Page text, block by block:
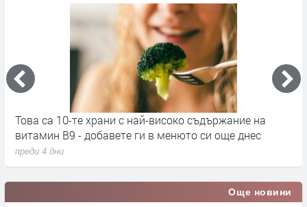
Това са 10-те храни с най-високо съдържание на
витамин B9 - добавете ги в менюто си още днес
преди 4 дни
Още новини